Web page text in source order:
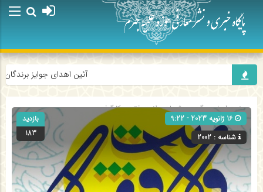
آئین اهدای جوایز
صفحه اصلی» گروه »شبهات ولایت فقیه - کارگرفرد
شناسه : 2002
بازدید
183